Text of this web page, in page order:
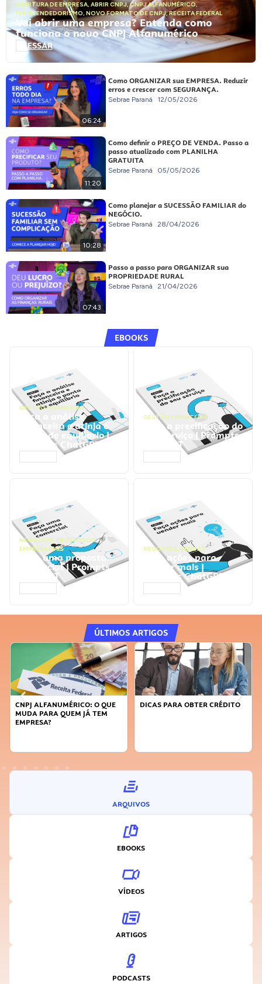
ABERTURA DE EMPRESA, ABRIR CNPJ,CNPJ ALFANUMÉRICO,
EMPREENDEDORISMO, NOVO FORMATO DE CNPJ,RECEITA FEDERAL
Vai abrir uma empresa? Entenda como
funciona o novo CNPJ Alfanumérico
ACESSAR
06:24
Como ORGANIZAR sua EMPRESA. Reduzir
erros e crescer com SEGURANÇA.
Sebrae Paraná 12/05/2026
11:20
Como definir o PREÇO DE VENDA. Passo a
passo atualizado com PLANILHA
GRATUITA
Sebrae Paraná 05/05/2026
10:28
Como planejar a SUCESSÃO FAMILIAR do
NEGÓCIO.
Sebrae Paraná 28/04/2026
07:43
Passo a passo para ORGANIZAR sua
PROPRIEDADE RURAL
Sebrae Paraná 21/04/2026
EBOOKS
GESTÃO FINANCEIRA
Faça a análise
financeira e atinja o
ponto de equilíbrio |
Prompts ChatGPT
GESTÃO FINANCEIRA
Faça a precificação do
seu serviço | Prompts
ChatGPT
NEGÓCIOS, PROCESSOS
EMPRESARIAIS
Faça uma proposta
comercial | Prompts
ChatGPT
NEGÓCIOS, VENDAS
Faça ações para
vender mais |
Prompts ChatGPT
ÚLTIMOS ARTIGOS
DICAS PARA OBTER CRÉDITO
FAÇA A DIFERENÇA: SEJA
ARQUIVOS
EBOOKS
VÍDEOS
ARTIGOS
PODCASTS